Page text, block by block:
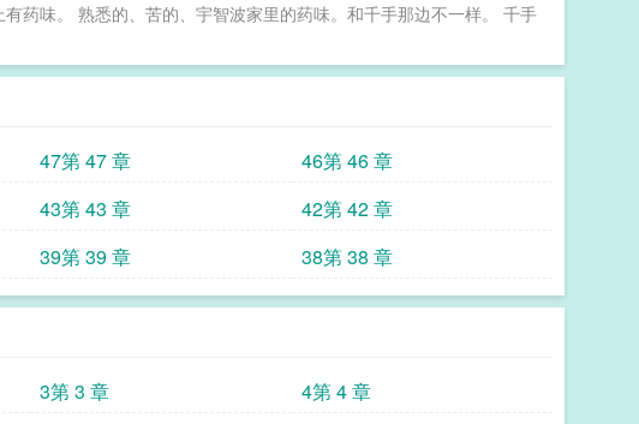
药味。 熟悉的、苦的、宇智波家里的药味。和千手那边不一样。 千手
47第 47 章
46第 46 章
43第 43 章
42第 42 章
39第 39 章 38第 38 章
3第 3 章
4第 4 章